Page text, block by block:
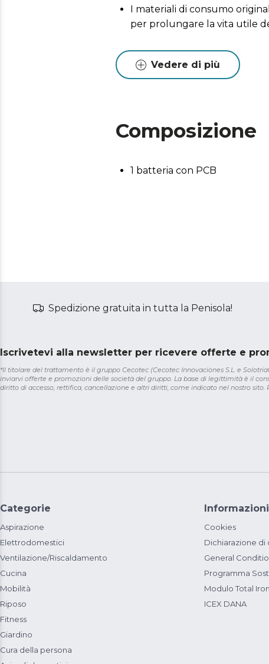
I materiali di consumo
per prolungare la vita utile
Vedere di più
Composizione
1 batteria con PCB
Spedizione gratuita in tutta la Penisola!
Iscrivetevi alla newsletter per ricevere offerte e
*Il titolare del trattamento è il gruppo Cecotec (Cecotec Innovaciones S.L. e
inviarvi offerte e promozioni delle società del gruppo. La base di legittimità è il
diritto di accesso, rettifica, cancellazione e altri diritti, come indicato nel nostro sito.
Categorie
Aspirazione
Elettrodomestici
Ventilazione/Riscaldamento
Cucina
Mobilità
Riposo
Fitness
Giardino
Cura della persona
Informazioni
Cookies
Dichiarazione di
General
Programma
Modulo Total
ICEX DANA